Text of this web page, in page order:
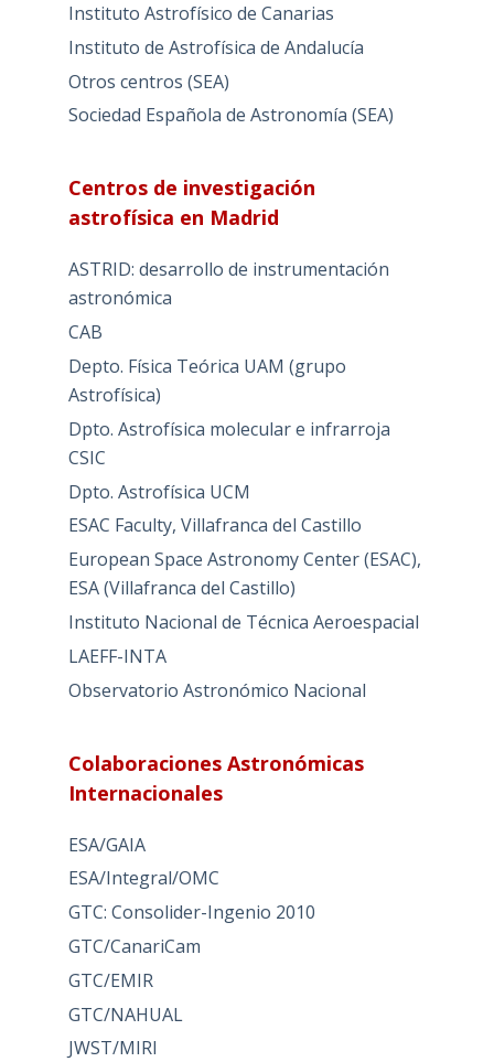
Instituto Astrofísico de Canarias
Instituto de Astrofísica de Andalucía
Otros centros (SEA)
Sociedad Española de Astronomía (SEA)
Centros de investigación
astrofísica en Madrid
ASTRID: desarrollo de instrumentación
astronómica
CAB
Depto. Física Teórica UAM (grupo
Astrofísica)
Dpto. Astrofísica molecular e infrarroja
CSIC
Dpto. Astrofísica UCM
ESAC Faculty, Villafranca del Castillo
European Space Astronomy Center (ESAC),
ESA (Villafranca del Castillo)
Instituto Nacional de Técnica Aeroespacial
LAEFF-INTA
Observatorio Astronómico Nacional
Colaboraciones Astronómicas
Internacionales
ESA/GAIA
ESA/Integral/OMC
GTC: Consolider-Ingenio 2010
GTC/CanariCam
GTC/EMIR
GTC/NAHUAL
JWST/MIRI